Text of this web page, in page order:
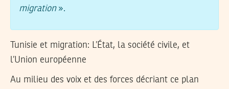
migration».
Tunisie et migration: L’État, la société civile, et
l’Union européenne
Au milieu des voix et des forces décriant ce plan